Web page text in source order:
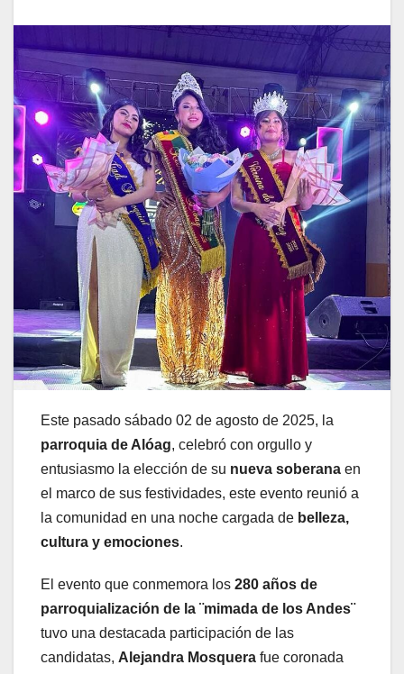
Este pasado sábado 02 de agosto de 2025, la
parroquia de Alóag, celebró con orgullo y
entusiasmo la elección de su nueva soberana en
el marco de sus festividades, este evento reunió a
la comunidad en una noche cargada de belleza,
cultura y emociones.
El evento que conmemora los 280 años de
parroquialización de la ¨mimada de los Andes¨
tuvo una destacada participación de las
candidatas, Alejandra Mosquera fue coronada